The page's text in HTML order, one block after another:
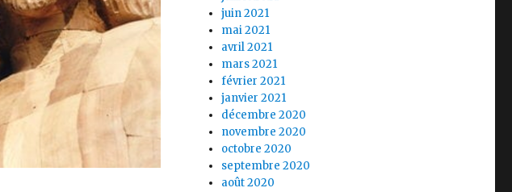
juin 2021
mai 2021
avril 2021
mars 2021
février 2021
janvier 2021
décembre 2020
novembre 2020
octobre 2020
septembre 2020
août 2020